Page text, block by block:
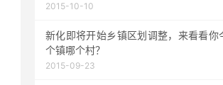
2015-10-10
新化即将开始乡镇区划调整，来看看你
个镇哪个村？
2015-09-23